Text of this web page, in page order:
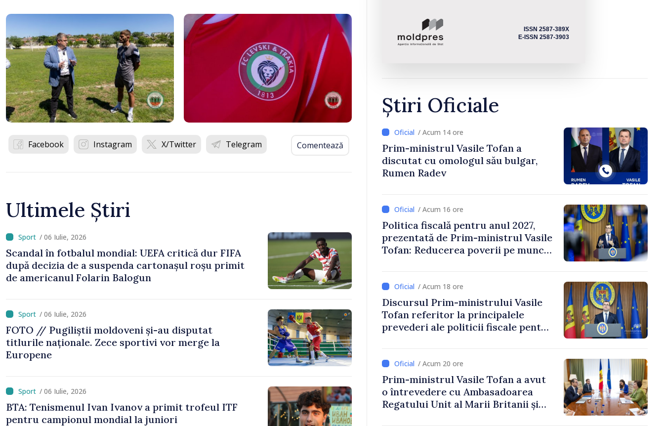
Facebook Instagram X/Twitter Telegram Comentează
Ultimele Știri
/ 06 Iulie, 2026
Scandal în fotbalul mondial: UEFA critică dur FIFA
după decizia de a suspenda cartonașul roșu primit
de americanul Folarin Balogun
/ 06 Iulie, 2026
FOTO // Pugiliștii moldoveni și-au disputat
titlurile naționale. Zece sportivi vor merge la
Europene
/ 06 Iulie, 2026
BTA: Tenismenul Ivan Ivanov a primit trofeul ITF
pentru campionul mondial la juniori
ISSN 2587-389X
E-ISSN 2587-3903
Știri Oficiale
/ Acum 14 ore
Prim-ministrul Vasile Tofan a
discutat cu omologul său bulgar,
Rumen Radev
/ Acum 16 ore
Politica fiscală pentru anul 2027,
prezentată de Prim-ministrul Vasile
Tofan: Reducerea poverii pe muncă,
/ Acum 18 ore
Discursul Prim-ministrului Vasile
Tofan referitor la principalele
prevederi ale politicii fiscale pentru
/ Acum 20 ore
Prim-ministrul Vasile Tofan a avut
o întrevedere cu Ambasadoarea
Regatului Unit al Marii Britanii și